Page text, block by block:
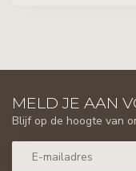
MELD JE AAN
Blijf op de hoogte van